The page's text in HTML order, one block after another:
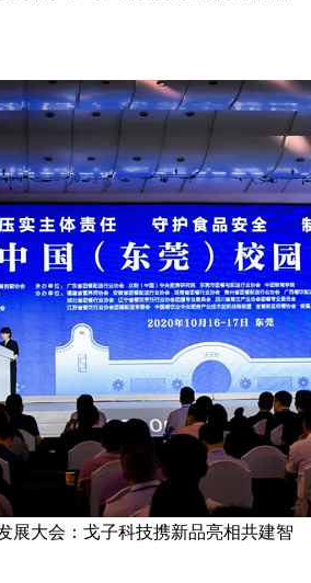
展大会：戈子科技携新品亮相共建智